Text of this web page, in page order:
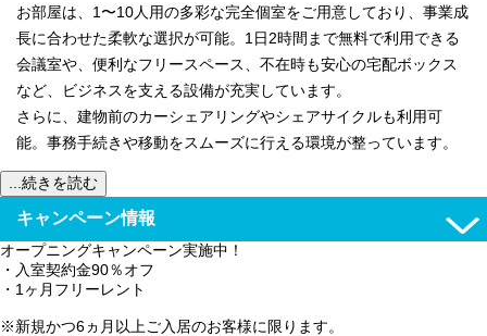
お部屋は、1〜10人用の多彩な完全個室をご用意しており、事業成
長に合わせた柔軟な選択が可能。1日2時間まで無料で利用できる
会議室や、便利なフリースペース、不在時も安心の宅配ボックス
など、ビジネスを支える設備が充実しています。
さらに、建物前のカーシェアリングやシェアサイクルも利用可
能。事務手続きや移動をスムーズに行える環境が整っています。
...続きを読む
キャンペーン情報
オープニングキャンペーン実施中！
・入室契約金90％オフ
・1ヶ月フリーレント
※新規かつ6ヵ月以上ご入居のお客様に限ります。